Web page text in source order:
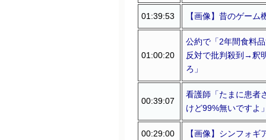
01:39:53 【画像】昔のゲー
01:00:20
公約で「2年間食料
反対で批判殺到→釈
ろ」
00:39:07
看護師「たまに患者
けど99%無いですよ
00:29:00 【画像】シンフォ